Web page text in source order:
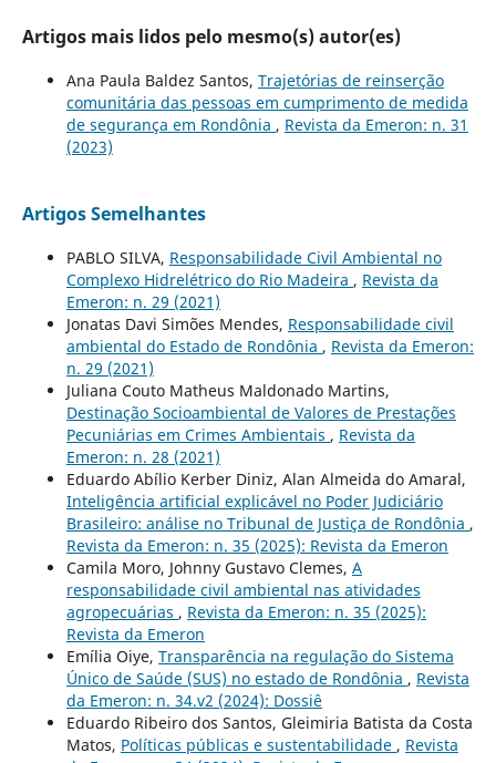
Artigos mais lidos pelo mesmo(s) autor(es)
Ana Paula Baldez Santos, Trajetórias de reinserção
comunitária das pessoas em cumprimento de medida
de segurança em Rondônia , Revista da Emeron: n. 31
(2023)
Artigos Semelhantes
PABLO SILVA, Responsabilidade Civil Ambiental no
Complexo Hidrelétrico do Rio Madeira , Revista da
Emeron: n. 29 (2021)
Jonatas Davi Simões Mendes, Responsabilidade civil
ambiental do Estado de Rondônia , Revista da Emeron:
n. 29 (2021)
Juliana Couto Matheus Maldonado Martins,
Destinação Socioambiental de Valores de Prestações
Pecuniárias em Crimes Ambientais , Revista da
Emeron: n. 28 (2021)
Eduardo Abílio Kerber Diniz, Alan Almeida do Amaral,
Inteligência artificial explicável no Poder Judiciário
Brasileiro: análise no Tribunal de Justiça de Rondônia ,
Revista da Emeron: n. 35 (2025): Revista da Emeron
Camila Moro, Johnny Gustavo Clemes, A
responsabilidade civil ambiental nas atividades
agropecuárias , Revista da Emeron: n. 35 (2025):
Revista da Emeron
Emília Oiye, Transparência na regulação do Sistema
Único de Saúde (SUS) no estado de Rondônia , Revista
da Emeron: n. 34.v2 (2024): Dossiê
Eduardo Ribeiro dos Santos, Gleimiria Batista da Costa
Matos, Políticas públicas e sustentabilidade , Revista